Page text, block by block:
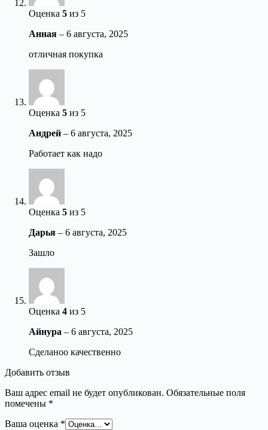
Оценка 5 из 5
Анная – 6 августа, 2025
отличная покупка
Оценка 5 из 5
Андрей – 6 августа, 2025
Работает как надо
Оценка 5 из 5
Дарья – 6 августа, 2025
Зашло
Оценка 4 из 5
Айнура – 6 августа, 2025
Сделаноо качественно
Добавить отзыв
Ваш адрес email не будет опубликован. Обязательные поля
помечены *
Ваша оценка *